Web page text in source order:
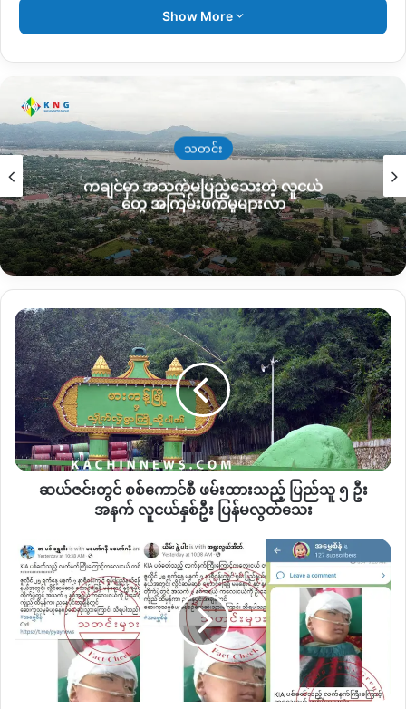
တာ အဲ့တာကို သတင်းရလို့စောင့်ကြိုပြီးတိုက်ခိုက်ခဲ့တယ်။ အဲ့နေရာ
မှာ အပြန်အလှန်ပစ်ခတ်ကြတာတစ်နာရီလောက်ကြာတယ်။ သူတို့
ကောင်စီဘက်က ငါးယောက်လောက်ကျတာတော့မြင်ခဲ့ရတယ်။ အဲ့
ထက်လည်းများနိုင်တယ်။ ပြီးရင် ဒဏ်ရာရလည်း ဆယ်ယောက်
လောက်ရှိတယ် မိုင်းထိတာကောပေါ့”
စစ်ကောင်စီဘက်မှ တိုက်ပွဲတွင် ကျဆုံးသွားသည့် သေဆုံးသူများ၏
ရုပ်အလောင်းများကို တိုက်ပွဲဖြစ်ပွားခဲ့သော အနီးတစ်ဝိုက်တောတွင်း
မြှပ်နှံသွားပြီး ယင်းစစ်ကြောင်းလည်း ဒဏ်ရာရရှိသူများကို အင်း
တော်ဘက်သို့ ဆက်မတက်ဘဲ ထီးချိုင့်ဘက်သို့ ပြန်လည်
သယ်ဆောင်သွားကြောင်းသိရသည်။
တော်မြို့နယ်အတွင်းသို့ စစ်အင်အား ဖြည့်တင်းရန် တက်လာသည့်
အဖွဲ့ဖြစ်ပြီး စစ်ကောင်စီတပ်သည် အင်းတော်မြို့နယ်အတွင်း
လတ်တလော စစ်ကြောင်း ၃ခုဖြင့် စစ်ရေးလှုပ်ရှားမှု လုပ်ဆောင်နေ
ကြောင်းသိရသည်။
Copy URL
Show More
သတင်း
ကချင်မှာ အသက်မပြည့်သေးတဲ့ လူငယ်
တွေ အကြမ်းဖက်မှုများလာ
ဆယ်
ဇင်း
တွင်
စစ်
ကောင်စီ
ဖမ်းထား
သည့်
ပြည်
သူ
လူငယ်
နှ
စ်
ဦး
ပြန်
ဆယ်ဇင်းတွင် စစ်ကောင်စီ ဖမ်းထားသည့် ပြည်သူ ၅ ဦး
အနက် လူငယ်နှစ်ဦး ပြန်မလွတ်သေး
KIA
လက်နက်ကြီး
ကြောင့်
ကလေး
ငယ်